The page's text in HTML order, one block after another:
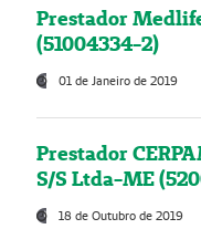
Prestador
(51004334-2)
01 de Janeiro de 2019
Prestador
S/S Ltda-ME
18 de Outubro de 2019